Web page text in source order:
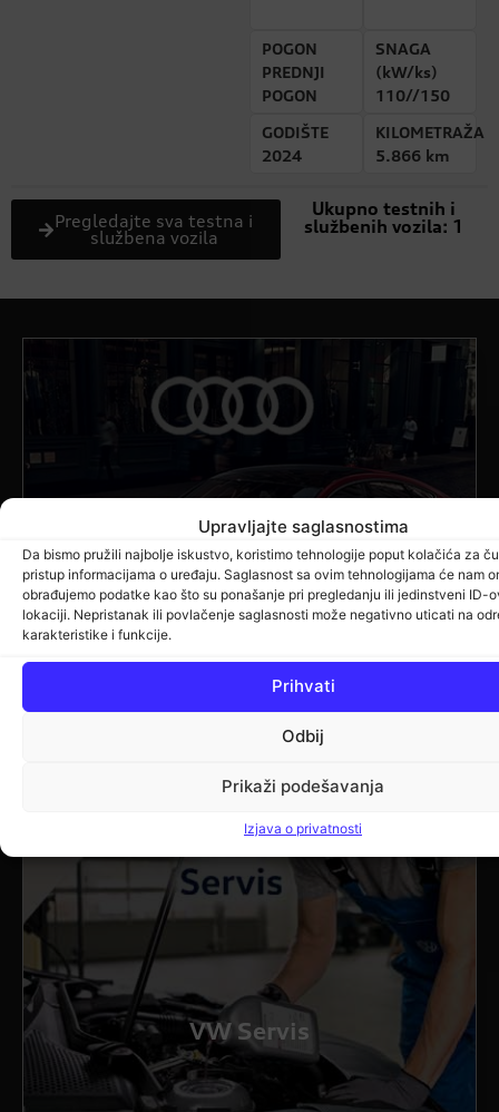
Upravljajte saglasnostima
Da bismo pružili najbolje iskustvo, koristimo tehnologije poput kolačića za
pristup informacijama o uređaju. Saglasnost sa ovim tehnologijama će nam
obrađujemo podatke kao što su ponašanje pri pregledanju ili jedinstveni ID-
lokaciji. Nepristanak ili povlačenje saglasnosti može negativno uticati na
karakteristike i funkcije.
Prihvati
Odbij
Prikaži podešavanja
Izjava o privatnosti
POGON
PREDNJI
POGON
SNAGA
(kW/ks)
110//150
GODIŠTE
2024
KILOMETRAŽA
5.866 km
Pregledajte sva testna i
službena vozila
Ukupno testnih i
službenih vozila: 1
AUDI - Inter Auto
VW Servis